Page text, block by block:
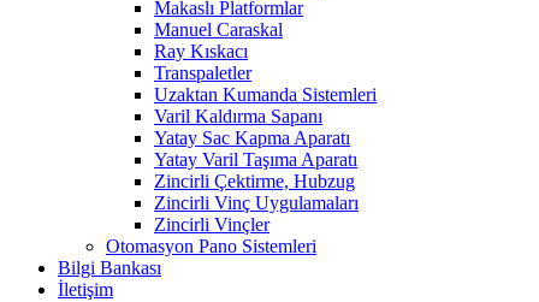
Makaslı Platformlar
Manuel Caraskal
Ray Kıskacı
Transpaletler
Uzaktan Kumanda Sistemleri
Varil Kaldırma Sapanı
Yatay Sac Kapma Aparatı
Yatay Varil Taşıma Aparatı
Zincirli Çektirme, Hubzug
Zincirli Vinç Uygulamaları
Zincirli Vinçler
Otomasyon Pano Sistemleri
Bilgi Bankası
İletişim